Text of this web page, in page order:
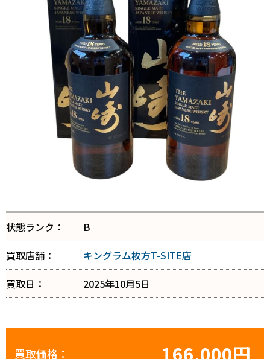
状態ランク：
B
買取店舗：
キングラム枚方T-SITE店
買取日：
2025年10月5日
買取価格： 166,000円